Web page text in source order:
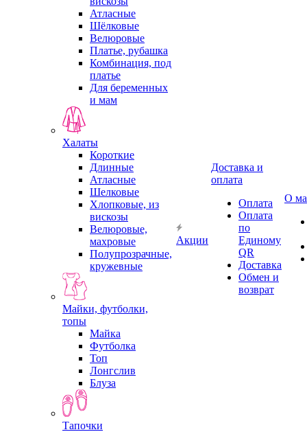
Атласные
Шёлковые
Велюровые
Платье, рубашка
Комбинация, под
платье
Для беременных
и мам
Халаты
Короткие
Длинные
Атласные
Шелковые
Хлопковые, из
вискозы
Велюровые,
махровые
Полупрозрачные,
кружевные
Майки, футболки,
топы
Майка
Футболка
Топ
Лонгслив
Блуза
Тапочки
Акции
Доставка и
оплата
Оплата
Оплата
по
Единому
QR
Доставка
Обмен и
возврат
О